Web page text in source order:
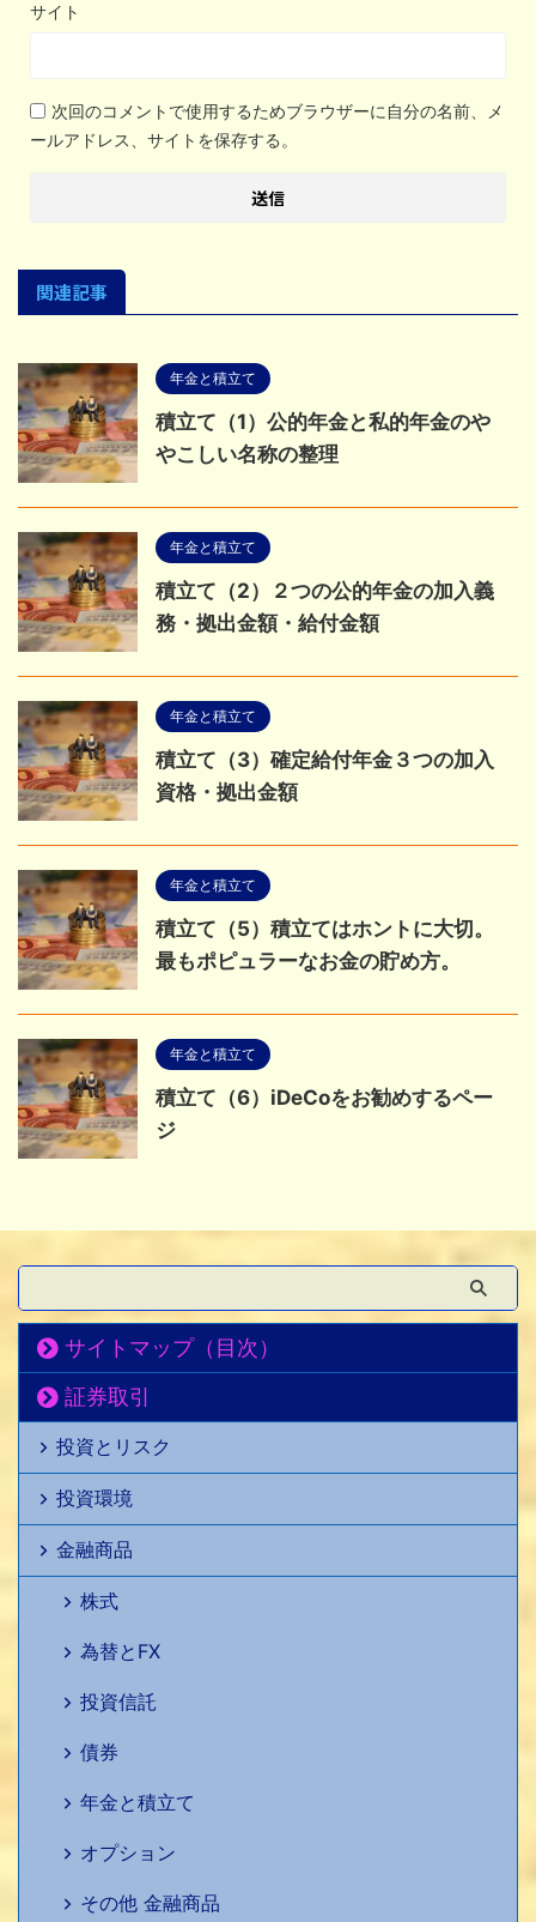
サイト
次回のコメントで使用するためブラウザーに自分の名前、メ
ールアドレス、サイトを保存する。
関連記事
年金と積立て
積立て（1）公的年金と私的年金のや
やこしい名称の整理
年金と積立て
積立て（2）２つの公的年金の加入義
務・拠出金額・給付金額
年金と積立て
積立て（3）確定給付年金３つの加入
資格・拠出金額
年金と積立て
積立て（5）積立てはホントに大切。
最もポピュラーなお金の貯め方。
年金と積立て
積立て（6）iDeCoをお勧めするペー
ジ
サイトマップ（目次）
証券取引
投資とリスク
投資環境
金融商品
株式
為替とFX
投資信託
債券
年金と積立て
オプション
その他 金融商品